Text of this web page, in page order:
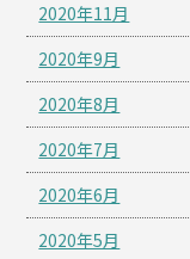
2020年11月
2020年9月
2020年8月
2020年7月
2020年6月
2020年5月